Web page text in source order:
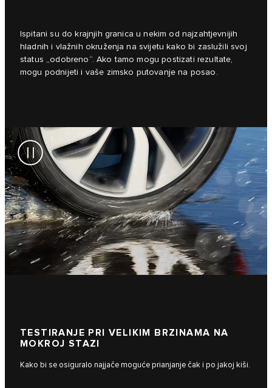
Ispitani su do krajnjih granica u nekim od najzahtjevnijih
hladnih i vlažnih okruženja na svijetu kako bi zaslužili svoj
status „odobreno“. Ako tamo mogu postizati rezultate,
mogu podnijeti i vaše zimsko putovanje na posao.
TESTIRANJE PRI VELIKIM BRZINAMA NA
MOKROJ STAZI
Kako bi se osiguralo najjače moguće prianjanje čak i po jakoj kiši.